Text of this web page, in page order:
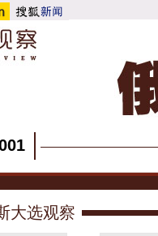
大选观察